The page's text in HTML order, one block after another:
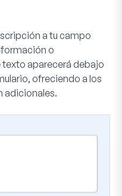
a tu campo
o
aparecerá debajo
ofreciendo a los
adicionales.